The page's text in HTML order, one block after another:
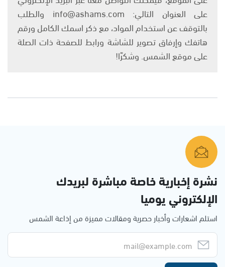
على العنوان التالي: info@ashams.com والطلب
بالتوقف عن استخدام المواد، مع ذكر اسمك الكامل ورقم
هاتفك وإرفاق تصوير للشاشة ورابط للصفحة ذات الصلة
على موقع الشمس. وشكرًا!
نشرة إخبارية خاصة مباشرة لبريدك
الإلكتروني يوميا
استلم اشعارات وأخبار حصرية ومقالات مميزة من إذاعة الشمس